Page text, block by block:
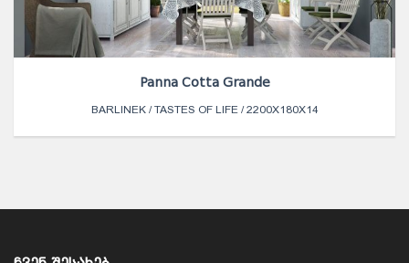
Panna Cotta Grande
BARLINEK / TASTES OF LIFE / 2200X180X14